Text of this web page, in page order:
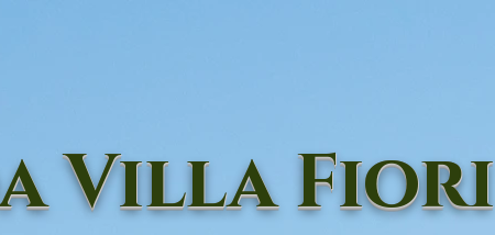
Villa Fiori